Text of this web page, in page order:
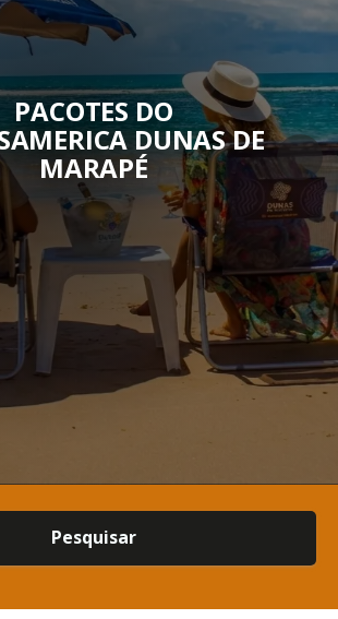
PACOTES DO
DUNAS DE
MARAPÉ
Pesquisar